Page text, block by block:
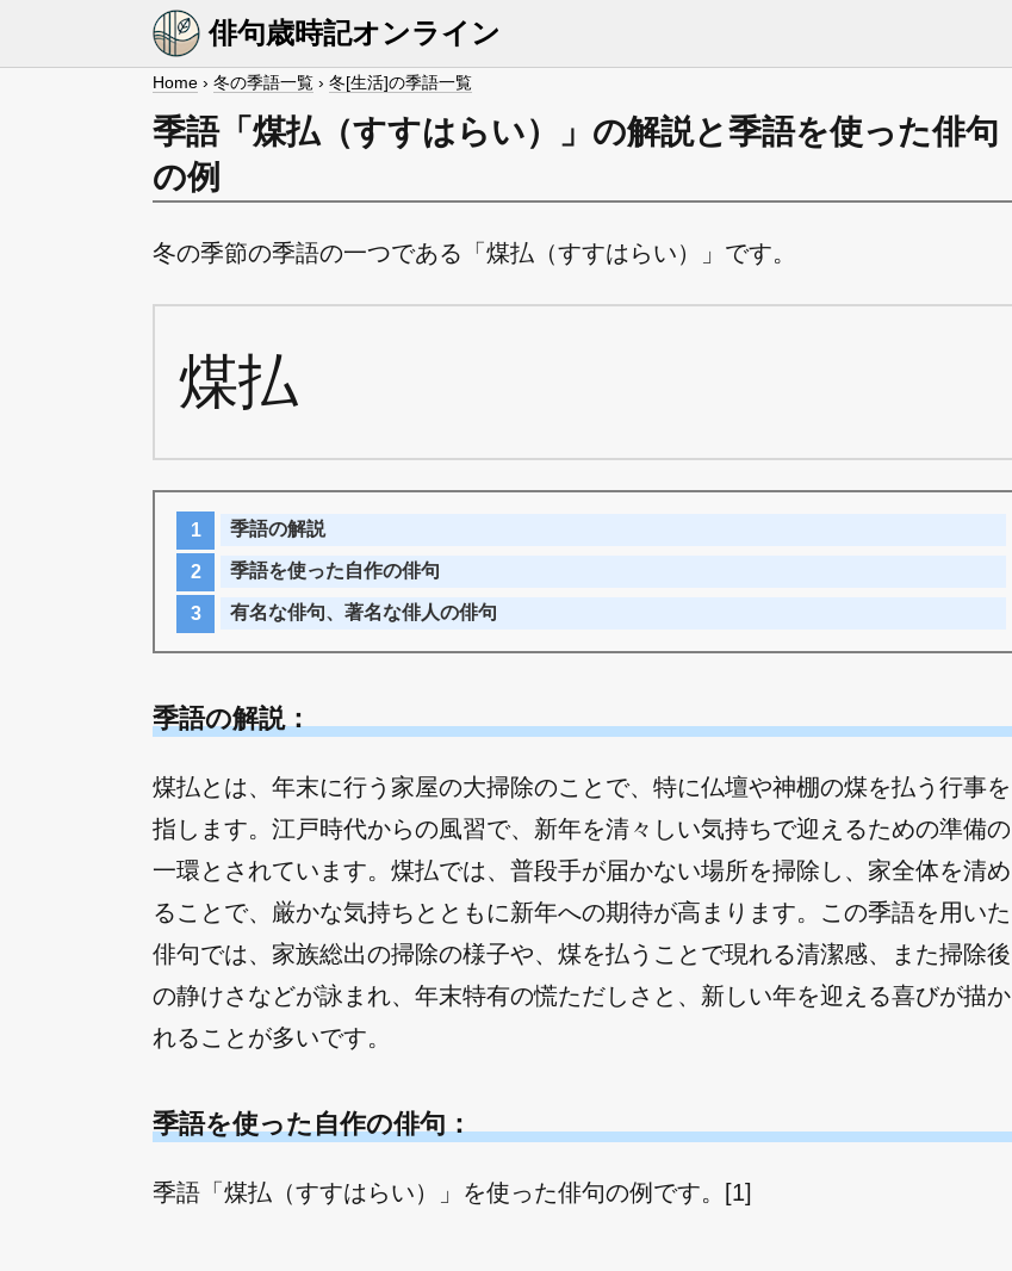
俳句歳時記オンライン
Home › 冬の季語一覧 › 冬[生活]の季語一覧
季語「煤払（すすはらい）」の解説と季語を使った俳句
の例
冬の季節の季語の一つである「煤払（すすはらい）」です。
煤払
季語の解説
季語を使った自作の俳句
有名な俳句、著名な俳人の俳句
季語の解説：
煤払とは、年末に行う家屋の大掃除のことで、特に仏壇や神棚の煤を払う行事を
指します。江戸時代からの風習で、新年を清々しい気持ちで迎えるための準備の
一環とされています。煤払では、普段手が届かない場所を掃除し、家全体を清め
ることで、厳かな気持ちとともに新年への期待が高まります。この季語を用いた
俳句では、家族総出の掃除の様子や、煤を払うことで現れる清潔感、また掃除後
の静けさなどが詠まれ、年末特有の慌ただしさと、新しい年を迎える喜びが描か
れることが多いです。
季語を使った自作の俳句：
季語「煤払（すすはらい）」を使った俳句の例です。[1]